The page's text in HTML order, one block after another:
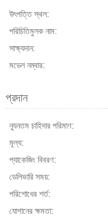
উৎপত্তি স্থল:
পরিচিতিমুলক নাম:
সাক্ষ্যদান:
মডেল নম্বার:
প্রদান
ন্যূনতম চাহিদার পরিমাণ:
মূল্য:
প্যাকেজিং বিবরণ:
ডেলিভারি সময়:
পরিশোধের শর্ত:
যোগানের ক্ষমতা: